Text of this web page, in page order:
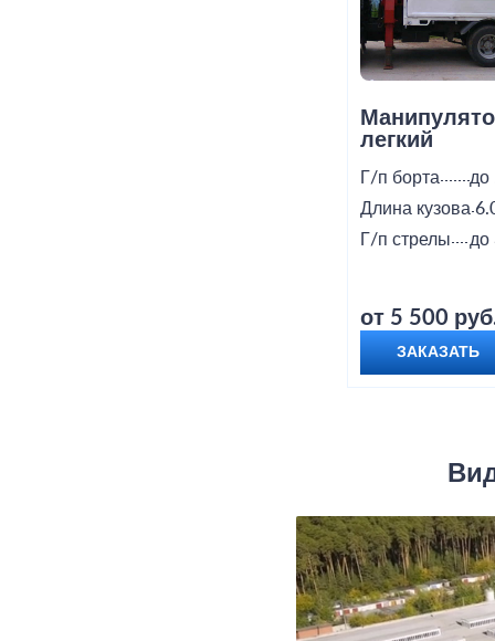
легкий
Г/п борта
до
Длина кузова
Г/п стрелы
до
от 5 500
ЗАКАЗАТЬ